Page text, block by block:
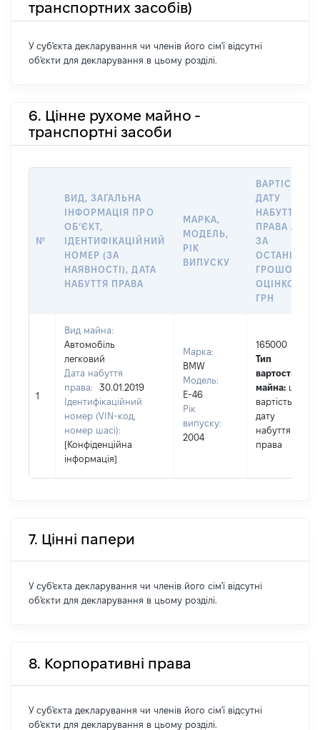
транспортних засобів)
У суб'єкта декларування чи членів його сім'ї відсутні
об'єкти для декларування в цьому розділі.
6. Цінне рухоме майно -
транспортні засоби
№
ВИД, ЗАГАЛЬНА
ІНФОРМАЦІЯ ПРО
ОБʼЄКТ,
ІДЕНТИФІКАЦІЙНИЙ
НОМЕР (ЗА
НАЯВНОСТІ), ДАТА
НАБУТТЯ ПРАВА
МАРКА,
МОДЕЛЬ,
РІК
ВИПУСКУ
ВАРТІСТЬ НА
ДАТУ
НАБУТТЯ
ПРАВА АБО
ЗА
ГРОШОВОЮ
ОЦІНКОЮ,
ГРН
1
Вид майна:
Автомобіль
легковий
Дата набуття
права:
30.01.2019
Ідентифікаційний
номер (VIN-код,
номер шасі):
[Конфіденційна
інформація]
Марка:
BMW
Модель:
Е-46
Рік
випуску:
2004
165000
Тип
вартості
майна: це
вартість на
дату
набуття
права
7. Цінні папери
У суб'єкта декларування чи членів його сім'ї відсутні
об'єкти для декларування в цьому розділі.
8. Корпоративні права
У суб'єкта декларування чи членів його сім'ї відсутні
об'єкти для декларування в цьому розділі.